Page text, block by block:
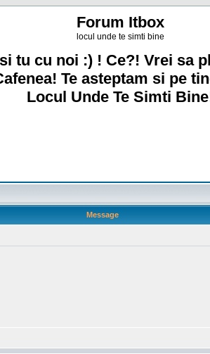
Forum Itbox
locul unde te simti bine
tu cu noi :) ! Ce?! Vrei sa
Te asteptam si pe
Locul Unde Te Simti
Message